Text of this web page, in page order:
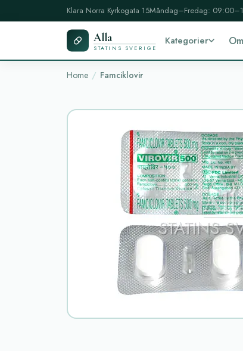
Klara Norra Kyrkogata 15Måndag–Fredag:
Alla
STATINS SVERIGE
Kategorier
Home Famciklovir